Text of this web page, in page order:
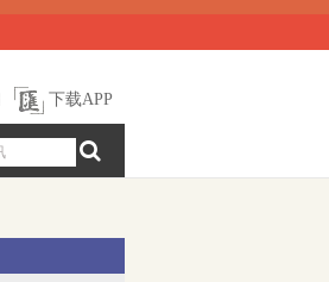
下载APP